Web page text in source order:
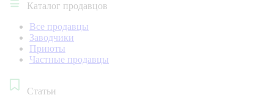
Каталог продавцов
Все продавцы
Заводчики
Приюты
Частные продавцы
Статьи